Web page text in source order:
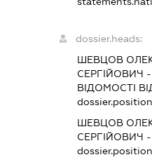
dossier.heads:
ШЕВЦОВ
СЕРГІЙОВИЧ -
ВІДОМОСТІ
ШЕВЦОВ
СЕРГІЙОВИЧ -